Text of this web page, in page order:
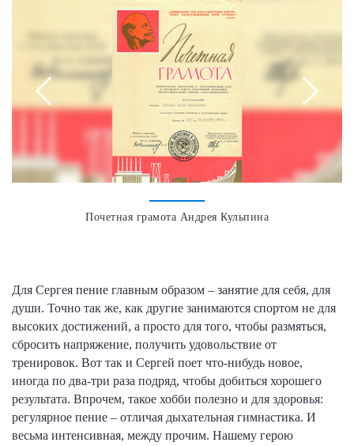
Почетная грамота Андрея Кульпина
Для Сергея пение главным образом – занятие для себя, для
души. Точно так же, как другие занимаются спортом не для
высоких достижений, а просто для того, чтобы размяться,
сбросить напряжение, получить удовольствие от
тренировок. Вот так и Сергей поет что-нибудь новое,
иногда по два-три раза подряд, чтобы добиться хорошего
результата. Впрочем, такое хобби полезно и для здоровья:
регулярное пение – отличая дыхательная гимнастика. И
весьма интенсивная, между прочим. Нашему герою